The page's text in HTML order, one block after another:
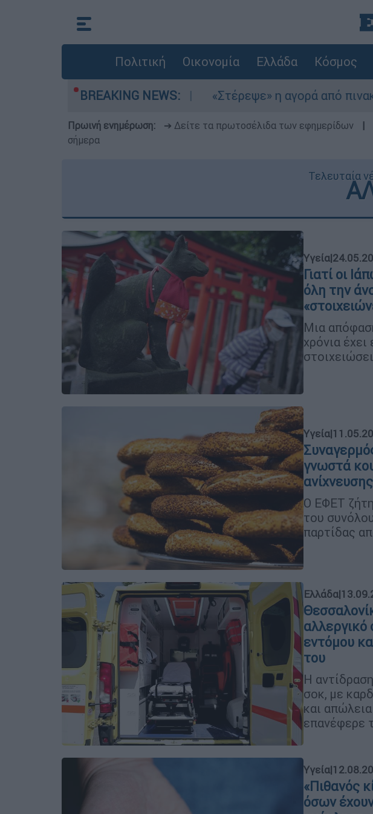
Πολιτική Οικονομία Ελλάδα Κόσμος
BREAKING NEWS:
στο Αιγαίο «Στέρεψε» η αγορά από πινακίδες
Πρωινή ενημέρωση: ➔ Δείτε τα πρωτοσέλιδα των εφημερίδων
σήμερα
Τελευταία
Υγεία|
Γιατί οι
όλη την
Μια
χρόνια έχει
Υγεία|
γνωστά
Ο ΕΦΕΤ
του
παρτίδας
Ελλάδα|
εντόμου
του
Η
σοκ, με
και
επανέφερε
Υγεία|
«Πιθανός
όσων